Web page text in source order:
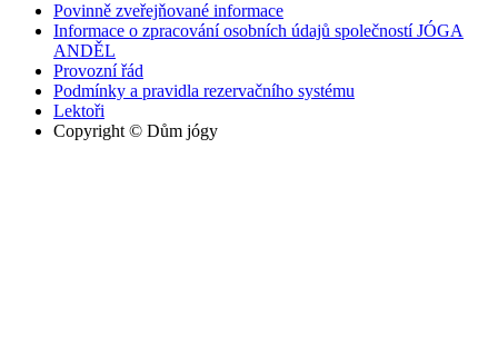
Povinně zveřejňované informace
Informace o zpracování osobních údajů společností JÓGA
ANDĚL
Provozní řád
Podmínky a pravidla rezervačního systému
Lektoři
Copyright © Dům jógy